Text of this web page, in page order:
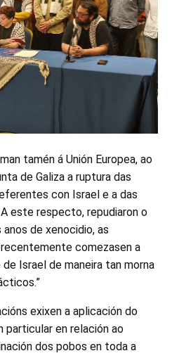
tamén á Unión Europea, ao
de Galiza a ruptura das
con Israel e a das
este respecto, repudiaron o
de xenocidio, as
comezasen a
Israel de maneira tan morna
exixen a aplicación do
particular en relación ao
dos pobos en toda a